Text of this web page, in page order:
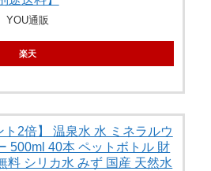
YOU通販
楽天
ト2倍】 温泉水 水 ミネラルウ
500ml 40本 ペットボトル 財
料 シリカ水 みず 国産 天然水